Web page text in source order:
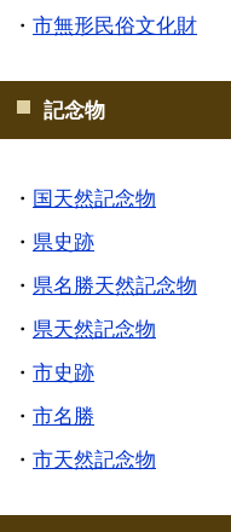
・ 市無形民俗文化財
記念物
・ 国天然記念物
・ 県史跡
・ 県名勝天然記念物
・ 県天然記念物
・ 市史跡
・ 市名勝
・ 市天然記念物